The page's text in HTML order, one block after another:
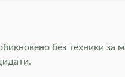
без техники за